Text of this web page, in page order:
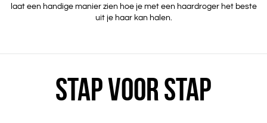
laat een handige manier zien hoe je met een haardroger het beste
uit je haar kan halen.
STAP VOOR STAP